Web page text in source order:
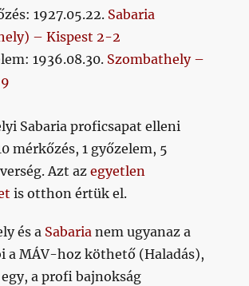
1927.05.22. Sabaria
– Kispest 2-2
1936.08.30. Szombathely –
Sabaria proficsapat elleni
mérkőzés, 1 győzelem, 5
Azt azegyetlen
is otthon értük el.
és a Sabaria nem ugyanaz a
a MÁV-hoz köthető (Haladás),
a profi bajnokság